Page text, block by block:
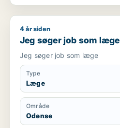
Jeg søger job som læge
4 år siden
Jeg søger job som læge
Jeg søger job som læge
Type
Læge
Område
Odense